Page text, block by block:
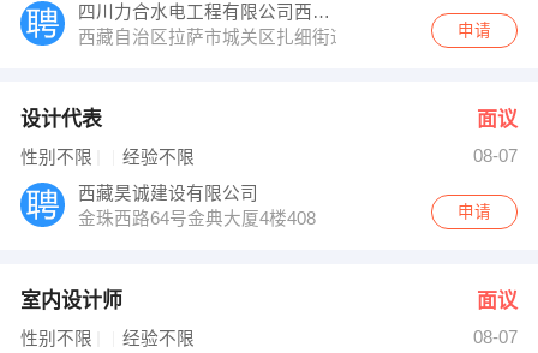
四川力合水电工程有限公司西藏分公司
西藏自治区拉萨市城关区扎细街道当热中路
申请
设计代表 面议
性别不限 经验不限
08-07
西藏昊诚建设有限公司
金珠西路64号金典大厦4楼408
申请
室内设计师 面议
性别不限 经验不限
08-07